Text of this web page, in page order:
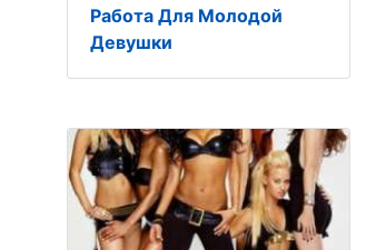
Работа Для Молодой
Девушки